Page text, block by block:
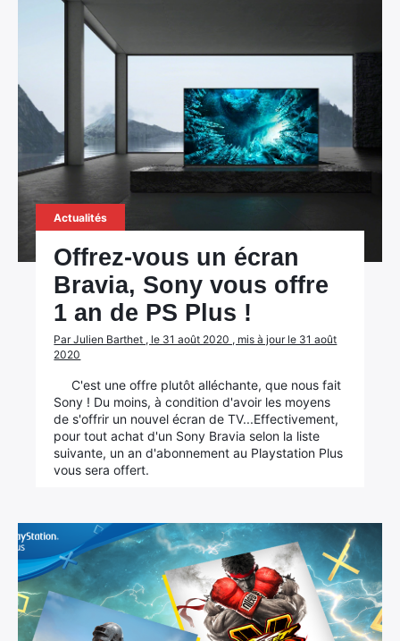
Actualités
Offrez-vous un écran
Bravia, Sony vous offre
1 an de PS Plus !
Par Julien Barthet , le 31 août 2020 , mis à jour le 31 août
2020
C'est une offre plutôt alléchante, que nous fait
Sony ! Du moins, à condition d'avoir les moyens
de s'offrir un nouvel écran de TV...Effectivement,
pour tout achat d'un Sony Bravia selon la liste
suivante, un an d'abonnement au Playstation Plus
vous sera offert.